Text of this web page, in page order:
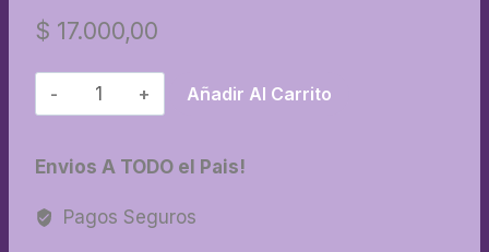
$ 17.000,00
08-
Lechuza
con
Añadir Al Carrito
Envios A TODO el Pais!
Pagos Seguros